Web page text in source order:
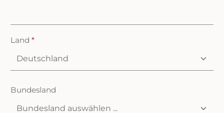
Land *
Bundesland